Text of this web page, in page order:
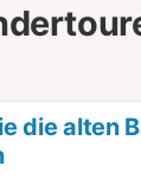
die alten